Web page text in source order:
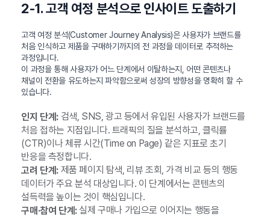
2-1. 고객 여정 분석으로 인사이트 도출하기
고객 여정 분석(Customer Journey Analysis)은 사용자가 브랜드를
처음 인식하고 제품을 구매하기까지의 전 과정을 데이터로 추적하는
과정입니다.
이 과정을 통해 사용자가 어느 단계에서 이탈하는지, 어떤 콘텐츠나
채널이 전환을 유도하는지 파악함으로써 성장의 방향성을 명확히 할 수
있습니다.
인지 단계:검색, SNS, 광고 등에서 유입된 사용자가 브랜드를
처음 접하는 지점입니다. 트래픽의 질을 분석하고, 클릭률
(CTR)이나 체류 시간(Time on Page) 같은 지표로 초기
반응을 측정합니다.
고려 단계:제품 페이지 탐색, 리뷰 조회, 가격 비교 등의 행동
데이터가 주요 분석 대상입니다. 이 단계에서는 콘텐츠의
설득력을 높이는 것이 핵심입니다.
구매·참여 단계:실제 구매나 가입으로 이어지는 행동을